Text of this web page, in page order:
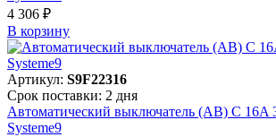
4 306 ₽
В корзинy
Артикул: S9F22316
Срок поставки: 2 дня
Автоматический выключатель (АВ) C 16A
Systeme9